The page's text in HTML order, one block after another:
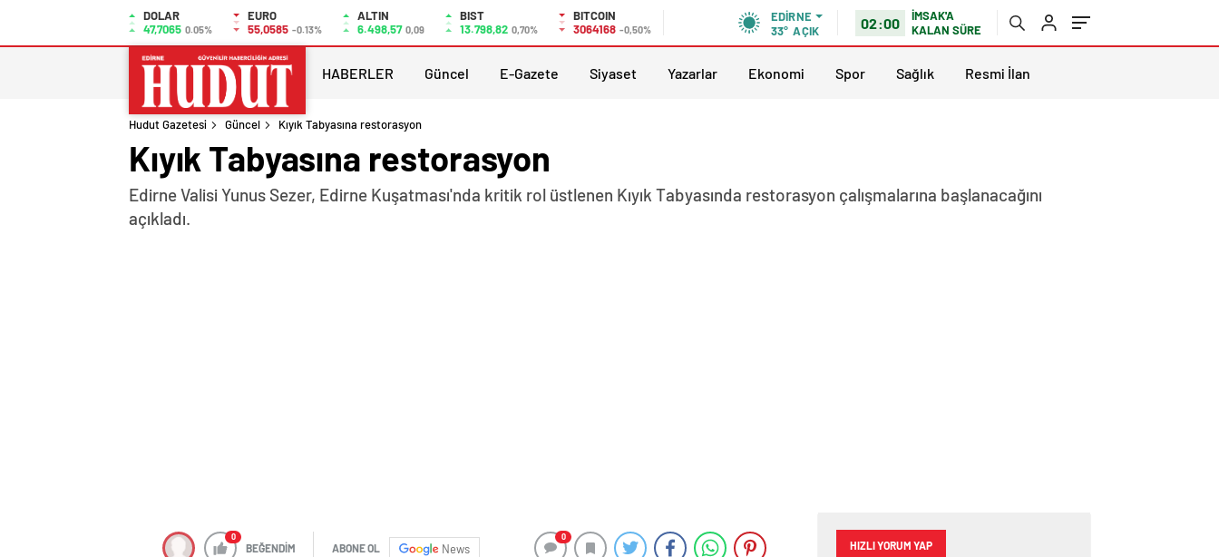
DOLAR
47,7065 0.05%
EURO
55,0585 -0.13%
ALTIN
6.498,57 0,09
BIST
13.798,82 0,70%
BITCOIN
3064168 -0,50%
EDIRNE
33° AÇIK 02:00
İMSAK'A
KALAN SÜRE
HABERLER Güncel E-Gazete Siyaset Yazarlar Ekonomi Spor Sağlık Resmi İlan
Hudut Gazetesi Güncel Kıyık Tabyasına restorasyon
Kıyık Tabyasına restorasyon
Edirne Valisi Yunus Sezer, Edirne Kuşatması'nda kritik rol üstlenen Kıyık Tabyasında restorasyon çalışmalarına başlanacağını
açıkladı.
0
BEĞENDİM ABONE OL News
0
HIZLI YORUM YAP